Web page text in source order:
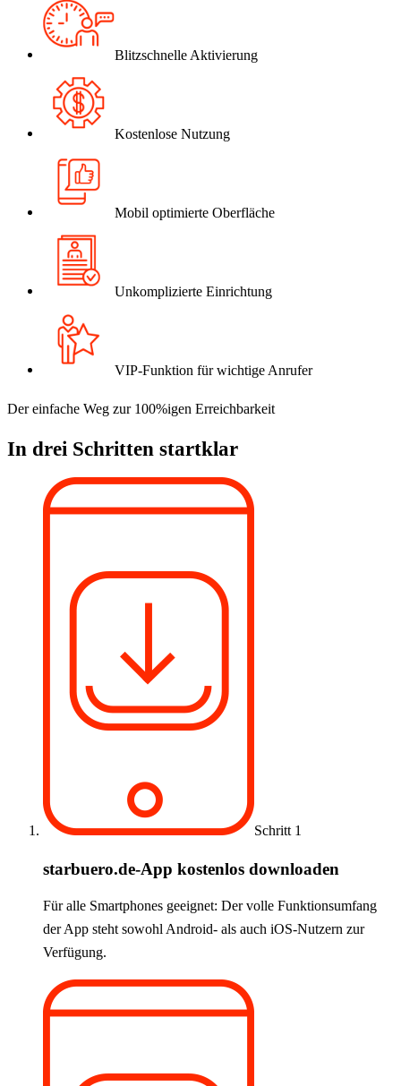
Blitzschnelle Aktivierung
Kostenlose Nutzung
Mobil optimierte Oberfläche
Unkomplizierte Einrichtung
VIP-Funktion für wichtige Anrufer
Der einfache Weg zur 100%igen Erreichbarkeit
In drei Schritten startklar
Schritt 1
starbuero.de-App kostenlos downloaden
Für alle Smartphones geeignet: Der volle Funktionsumfang
der App steht sowohl Android- als auch iOS-Nutzern zur
Verfügung.